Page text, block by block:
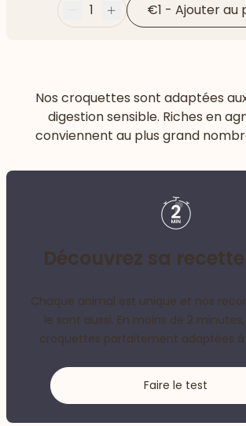
Moins
1 Plus €1 - Ajouter au
Nos croquettes sont adaptées
digestion sensible. Riches en
conviennent au plus grand
Découvrez sa
Chaque animal est unique et nos
le sont aussi. En moins de 2
croquettes parfaitement adaptées à
Faire le test